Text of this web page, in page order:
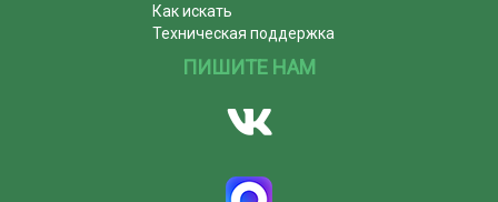
Как искать
Техническая поддержка
ПИШИТЕ НАМ